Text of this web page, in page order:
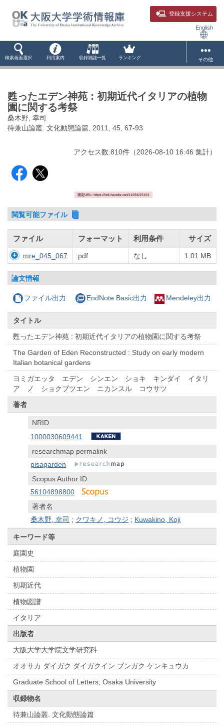
登録支援システム
English
検索画面選択 利用案内 収録雑誌一覧 ランキング その他
甦ったエデン神苑 : 初期近代イタリアの植物
園に関する考祭
桑木野, 幸司
待兼山論叢. 文化動態論篇, 2011, 45, 67-93
アクセス数:810件 （2026-08-10 16:46 集計）
固定URL: https://hdl.handle.net/11094/25101
閲覧可能ファイル
ファイル フォーマット 利用条件 サイズ
mre_045_067 pdf なし 1.01 MB
論文情報
ファイル出力 EndNote Basic出力 Mendeley出力
タイトル
甦ったエデン神苑 : 初期近代イタリアの植物園に関する考祭
The Garden of Eden Reconstructed : Study on early modern
Italian botanical gardens
ヨミガエッタ エデン シンエン ショキ キンダイ イタリ
ア ノ ショクブツエン ニカンスル コウサツ
著者
NRID
1000030609441
researchmap permalink
pisagarden
Scopus Author ID
56104898800
著者名
桑木野, 幸司 ; クワキノ, コウジ ; Kuwakino, Koji
キーワード等
庭園史
植物園
初期近代
植物図譜
イタリア
出版者
大阪大学大学院文学研究科
オオサカ ダイガク ダイガクイン ブンガク ケンキュウカ
Graduate School of Letters, Osaka University
収録物名
待兼山論叢. 文化動態論篇